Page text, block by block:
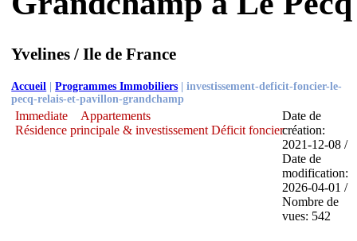
Yvelines / Ile de France
Accueil |Programmes Immobiliers |investissement-deficit-foncier-le-
pecq-relais-et-pavillon-grandchamp
Immediate
Appartements
Résidence principale & investissement Déficit foncier
Date de
création:
2021-12-08 /
Date de
modification:
2026-04-01 /
Nombre de
vues: 542